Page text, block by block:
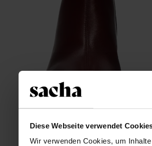
Diese Webseite verwendet
Wir verwenden Cookies, um